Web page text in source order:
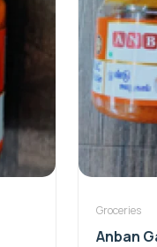
Groceries
Anban